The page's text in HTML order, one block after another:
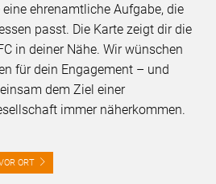
ehrenamtliche Aufgabe, die
passt. Die Karte zeigt dir die
in deiner Nähe. Wir wünschen
für dein Engagement – und
dem Ziel einer
immer näherkommen.
ORT